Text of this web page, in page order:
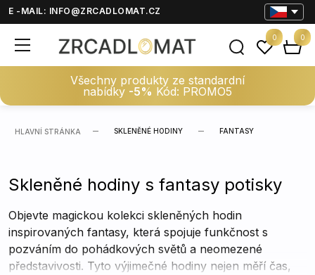
E -MAIL: INFO@ZRCADLOMAT.CZ
Všechny produkty ze standardní
nabídky -5% Kód: PROMO5
0 0
HLAVNÍ STRÁNKA SKLENĚNÉ HODINY FANTASY
Skleněné hodiny s fantasy potisky
Objevte magickou kolekci skleněných hodin
inspirovaných fantasy, která spojuje funkčnost s
pozváním do pohádkových světů a neomezené
představivosti. Tyto výjimečné hodiny nejen měří čas,